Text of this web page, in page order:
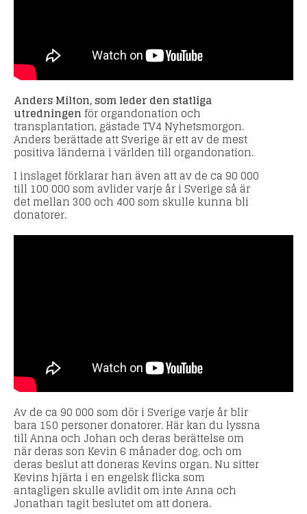
Anders Milton, som leder den statliga
utredningen för organdonation och
transplantation, gästade TV4 Nyhetsmorgon.
Anders berättade att Sverige är ett av de mest
positiva länderna i världen till organdonation.
I inslaget förklarar han även att av de ca 90 000
till 100 000 som avlider varje år i Sverige så är
det mellan 300 och 400 som skulle kunna bli
donatorer.
Av de ca 90 000 som dör i Sverige varje år blir
bara 150 personer donatorer. Här kan du lyssna
till Anna och Johan och deras berättelse om
när deras son Kevin 6 månader dog, och om
deras beslut att doneras Kevins organ. Nu sitter
Kevins hjärta i en engelsk flicka som
antagligen skulle avlidit om inte Anna och
Jonathan tagit beslutet om att donera.